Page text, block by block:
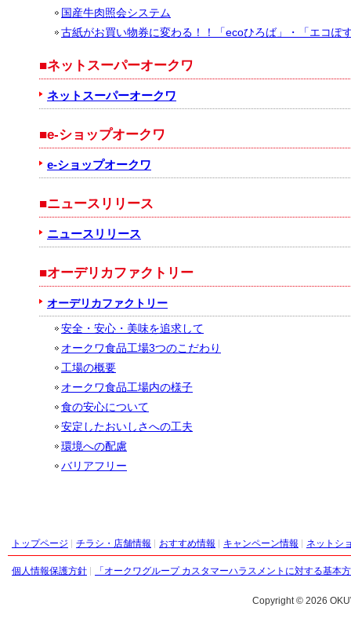
国産牛肉照会システム
古紙がお買い物券に変わる！！「ecoひろば」・「エコぽ
■ネットスーパーオークワ
ネットスーパーオークワ
■e-ショップオークワ
e-ショップオークワ
■ニュースリリース
ニュースリリース
■オーデリカファクトリー
オーデリカファクトリー
安全・安心・美味を追求して
オークワ食品工場3つのこだわり
工場の概要
オークワ食品工場内の様子
食の安心について
安定したおいしさへの工夫
環境への配慮
バリアフリー
トップページ チラシ・店舗情報 おすすめ情報 キャンペーン情報 ネットシ
個人情報保護方針 「オークワグループ カスタマーハラスメントに対する基本
Copyright © 2026